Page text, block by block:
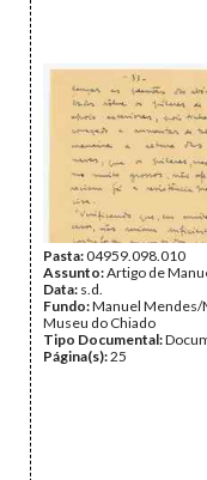
Pasta:04959.098.010
Assunto:Artigo de
Data: s.d.
Fundo:Manuel Mendes/
Museu do Chiado
Tipo Documental:
Página(s):25